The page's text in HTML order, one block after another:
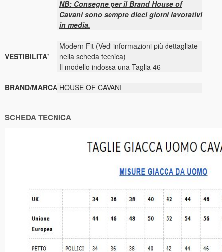
NB: Consegne per il Brand House of
Cavani sono sempre dieci giorni lavorativi
in media.
VESTIBILITA'
Modern Fit (Vedi informazioni più dettagliate
nella scheda tecnica)
Il modello indossa una Taglia 46
BRAND/MARCA HOUSE OF CAVANI
SCHEDA TECNICA